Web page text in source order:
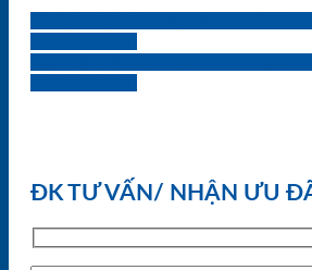
ĐK TƯ VẤN/ NHẬN ƯU